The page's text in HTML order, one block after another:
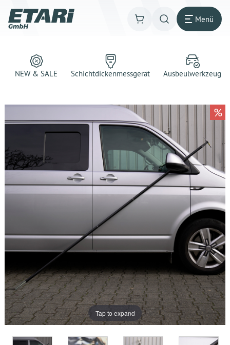
Menü
NEW & SALE Schichtdickenmessgerät Ausbeulwerkzeug
Tap to expand
%